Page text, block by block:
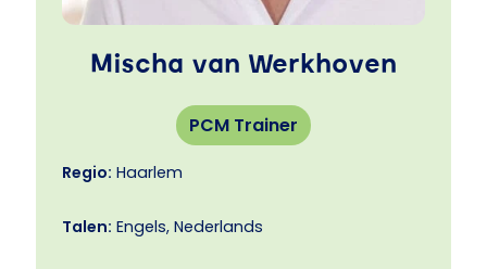
Mischa van Werkhoven
PCM Trainer
Regio: Haarlem
Talen: Engels, Nederlands